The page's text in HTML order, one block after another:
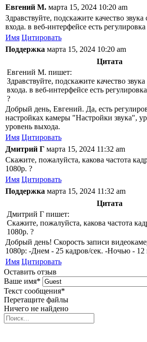
Евгений М. марта 15, 2024 10:20 am
Здравствуйте, подскажите качество
входа. в веб-интерфейсе есть
Имя Цитировать
Поддержка марта 15, 2024 10:20 am
Цитата
Евгений М. пишет:
Здравствуйте, подскажите качество
входа. в веб-интерфейсе есть
?
Добрый день, Евгений. Да, есть
настройках камеры "Настройки звука",
уровень выхода.
Имя Цитировать
Дмитрий Г марта 15, 2024 11:32 am
Скажите, пожалуйста, какова частота
1080р. ?
Имя Цитировать
Поддержка марта 15, 2024 11:32 am
Цитата
Дмитрий Г пишет:
Скажите, пожалуйста, какова частота
1080р. ?
Добрый день! Скорость записи
1080р: -Днем - 25 кадров/сек. -Ночью - 12
Имя Цитировать
Оставить отзыв
Ваше имя*
Текст сообщения*
Перетащите файлы
Ничего не найдено